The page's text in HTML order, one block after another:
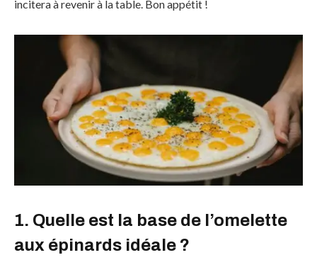
incitera à revenir à la table. Bon appétit !
1. Quelle est la base de l’omelette
aux épinards idéale ?